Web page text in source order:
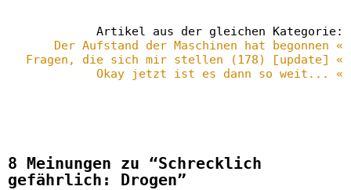
Artikel aus der gleichen Kategorie:
Der Aufstand der Maschinen hat begonnen «
Fragen, die sich mir stellen (178) [update] «
Okay jetzt ist es dann so weit... «
8 Meinungen zu “Schrecklich
gefährlich: Drogen”